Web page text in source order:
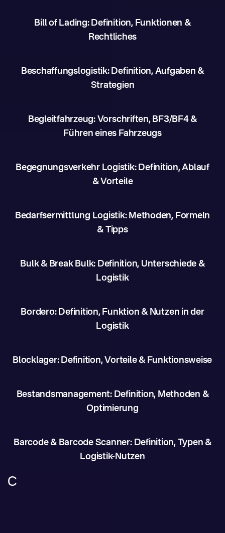
Bill of Lading: Definition, Funktionen &
Rechtliches
Beschaffungslogistik: Definition, Aufgaben &
Strategien
Begleitfahrzeug: Vorschriften, BF3/BF4 &
Führen eines Fahrzeugs
Begegnungsverkehr Logistik: Definition, Ablauf
& Vorteile
Bedarfsermittlung Logistik: Methoden, Formeln
& Tipps
Bulk & Break Bulk: Definition, Unterschiede &
Logistik
Bordero: Definition, Funktion & Nutzen in der
Logistik
Blocklager: Definition, Vorteile & Funktionsweise
Bestandsmanagement: Definition, Methoden &
Optimierung
Barcode & Barcode Scanner: Definition, Typen &
Logistik-Nutzen
C